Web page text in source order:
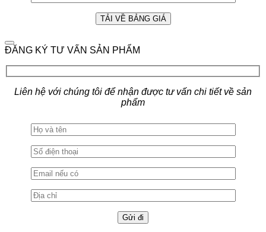
ĐĂNG KÝ TƯ VẤN SẢN PHẨM
Liên hệ với chúng tôi để nhận được tư vấn chi tiết về sản
phẩm